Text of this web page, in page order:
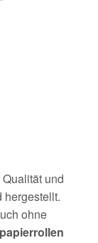
und
hergestellt.
ohne